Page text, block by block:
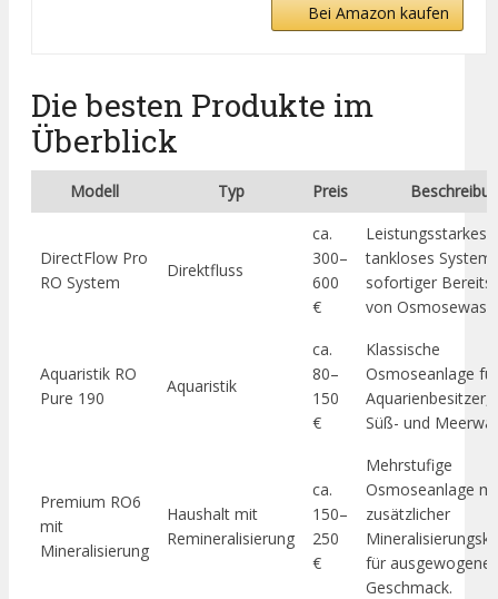
Bei Amazon kaufen
Die besten Produkte im
Überblick
Modell Typ Preis
DirectFlow Pro
RO System
Direktfluss
ca.
300–
600
€
Leistungsstarkes,
tankloses System
sofortiger
von
Aquaristik RO
Pure 190
Aquaristik
ca.
80–
150
€
Klassische
Osmoseanlage für
Aquarienbesitzer,
Süß- und
Premium RO6
mit
Mineralisierung
Haushalt mit
Remineralisierung
ca.
150–
250
€
Mehrstufige
Osmoseanlage
zusätzlicher
für
Geschmack.